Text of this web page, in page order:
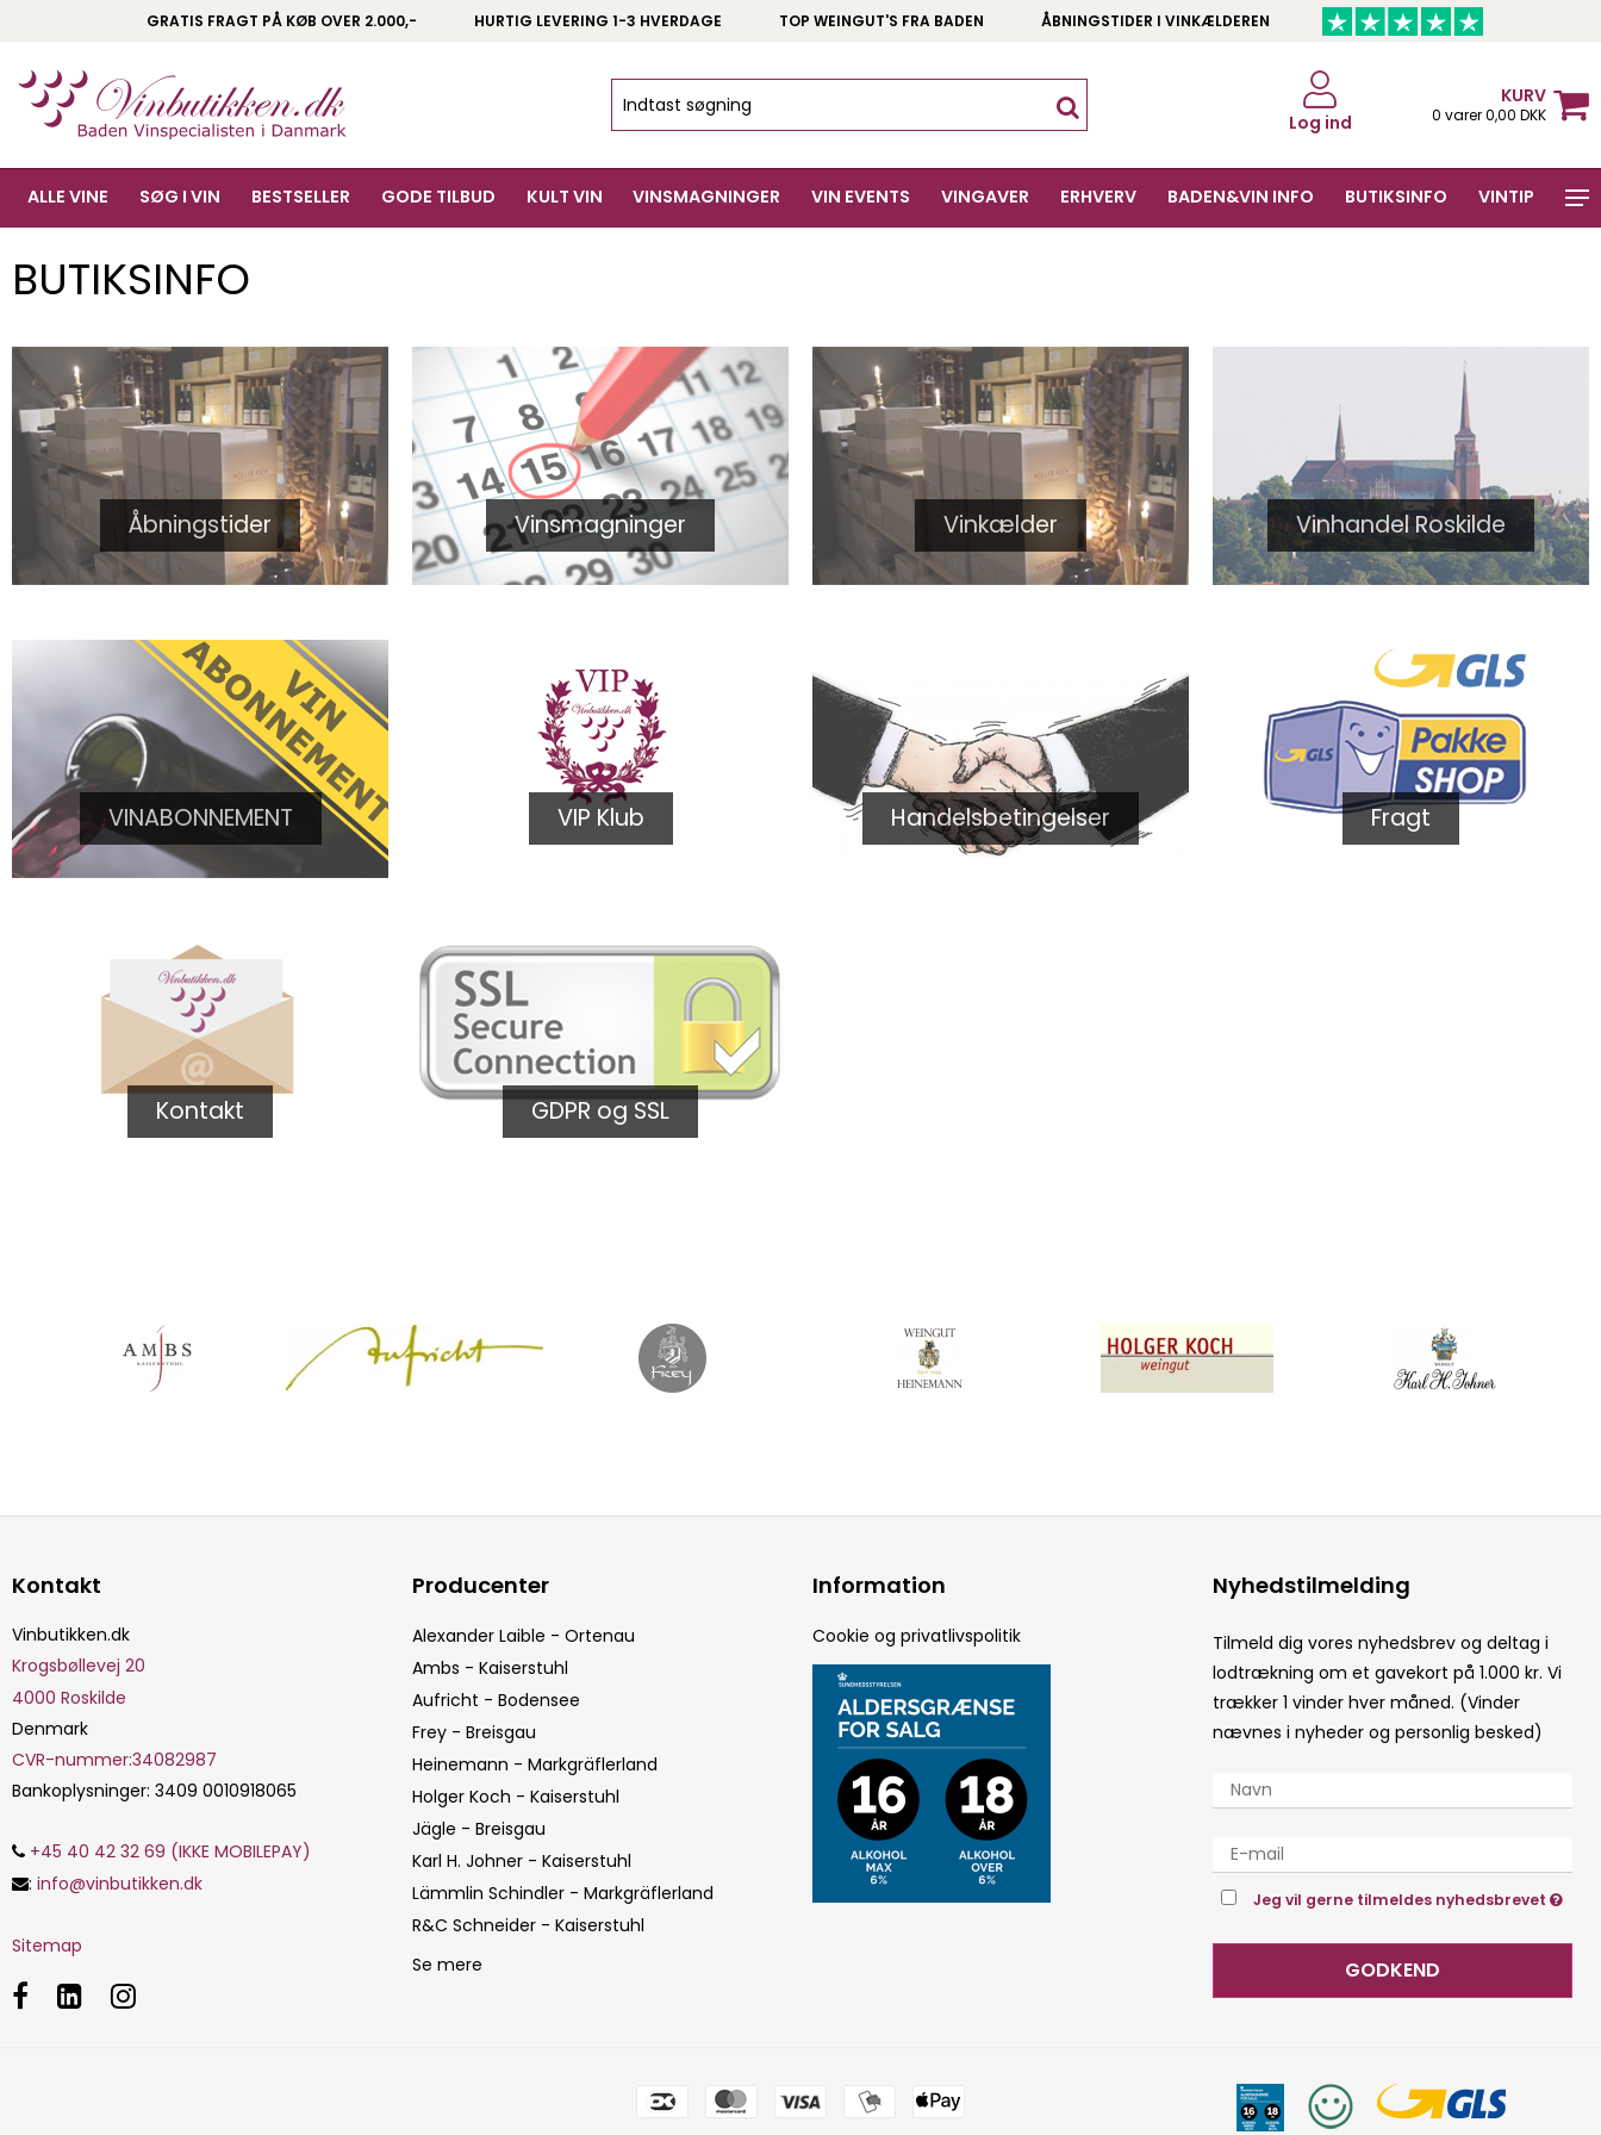
GRATIS FRAGT PÅ KØB OVER 2.000,- HURTIG LEVERING 1-3 HVERDAGE TOP WEINGUT'S FRA BADEN ÅBNINGSTIDER I VINKÆLDEREN
Log ind
KURV
0 varer 0,00 DKK
ALLE VINE SØG I VIN BESTSELLER GODE TILBUD KULT VIN VINSMAGNINGER VIN EVENTS VINGAVER ERHVERV BADEN&VIN INFO BUTIKSINFO VINTIP
BUTIKSINFO
Åbningstider Vinsmagninger Vinkælder Vinhandel Roskilde
VINABONNEMENT VIP Klub Handelsbetingelser Fragt
Kontakt GDPR og SSL
Kontakt
Vinbutikken.dk
Krogsbøllevej 20
4000 Roskilde
Denmark
CVR-nummer:34082987
Bankoplysninger: 3409 0010918065
+45 40 42 32 69 (IKKE MOBILEPAY)
: info@vinbutikken.dk
Sitemap
Producenter
Alexander Laible - Ortenau
Ambs - Kaiserstuhl
Aufricht - Bodensee
Frey - Breisgau
Heinemann - Markgräflerland
Holger Koch - Kaiserstuhl
Jägle - Breisgau
Karl H. Johner - Kaiserstuhl
Lämmlin Schindler - Markgräflerland
R&C Schneider - Kaiserstuhl
Se mere
Information
Cookie og privatlivspolitik
Nyhedstilmelding
Tilmeld dig vores nyhedsbrev og deltag i
lodtrækning om et gavekort på 1.000 kr. Vi
trækker 1 vinder hver måned. (Vinder
nævnes i nyheder og personlig besked)
Jeg vil gerne tilmeldes nyhedsbrevet
GODKEND